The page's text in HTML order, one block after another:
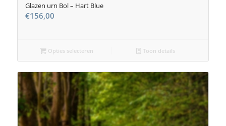
Glazen urn Bol – Hart Blue
€156,00
Opties selecteren Toon details